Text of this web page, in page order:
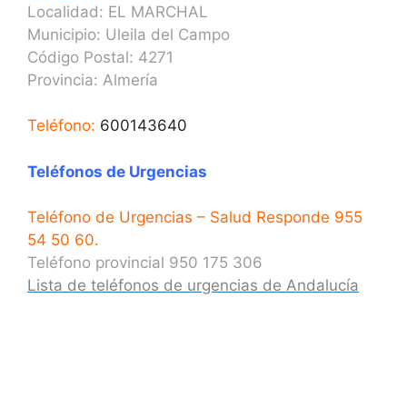
Localidad: EL MARCHAL
Municipio: Uleila del Campo
Código Postal: 4271
Provincia: Almería
Teléfono: 600143640
Teléfonos de Urgencias
Teléfono de Urgencias – Salud Responde 955
54 50 60.
Teléfono provincial 950 175 306
Lista de teléfonos de urgencias de Andalucía